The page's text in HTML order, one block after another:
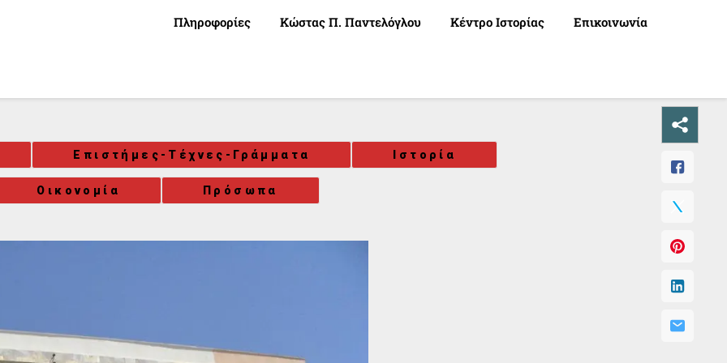
Πληροφορίες Κώστας Π. Παντελόγλου Κέντρο Ιστορίας Επικοινωνία
Επιστήμες-Τέχνες-Γράμματα Ιστορία
Οικονομία Πρόσωπα